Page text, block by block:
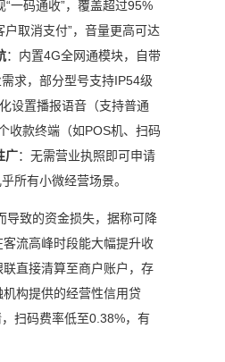
一码通收”，覆盖超过95%
取消支付”，音量更高可达
：内置4G全网通模块，自带
求，部分型号支持IP54级
设置播报语音（支持普通
收款终端（如POS机、扫码
广：无需营业执照即可申请
所有小微经营场景。
导致的资金损失，据称可降
流高峰时段能大幅提升收
直接清算至商户账户，存
构提供的经营性信用贷
扫码费率低至0.38%，有